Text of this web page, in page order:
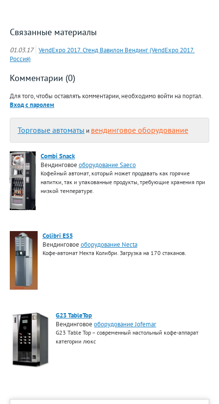
Связанные материалы
01.03.17
VendExpo 2017. Стенд Вавилон Вендинг (VendExpo 2017.
Россия)
Комментарии (0)
Для того, чтобы оставлять комментарии, необходимо войти на портал.
Вход с паролем
Торговые автоматы и вендинговое оборудование
Combi Snack
Вендинговое оборудование Saeco
Кофейный автомат, который может продавать как горячие
напитки, так и упакованные продукты, требующие хранения при
низкой температуре.
Colibri ES5
Вендинговое оборудование Necta
Кофе-автомат Некта Колибри. Загрузка на 170 стаканов.
G23 TableTop
Вендинговоеоборудование Jofemar
G23 Table Top – современный настольный кофе-аппарат
категории люкс